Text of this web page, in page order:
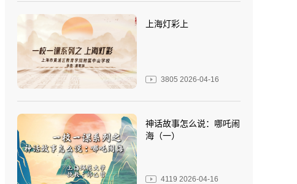
上海灯彩上
3805 2026-04-16
神话故事怎么说：哪吒闹
海（一）
4119 2026-04-16